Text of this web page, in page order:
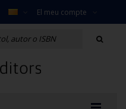
El meu compte